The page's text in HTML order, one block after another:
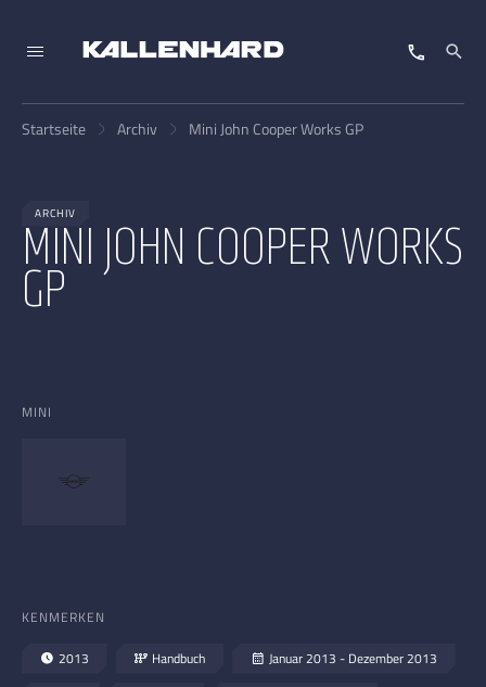
Startseite Archiv Mini John Cooper Works GP
ARCHIV
MINI JOHN COOPER WORKS
GP
MINI
KENMERKEN
2013 Handbuch Januar 2013 - Dezember 2013